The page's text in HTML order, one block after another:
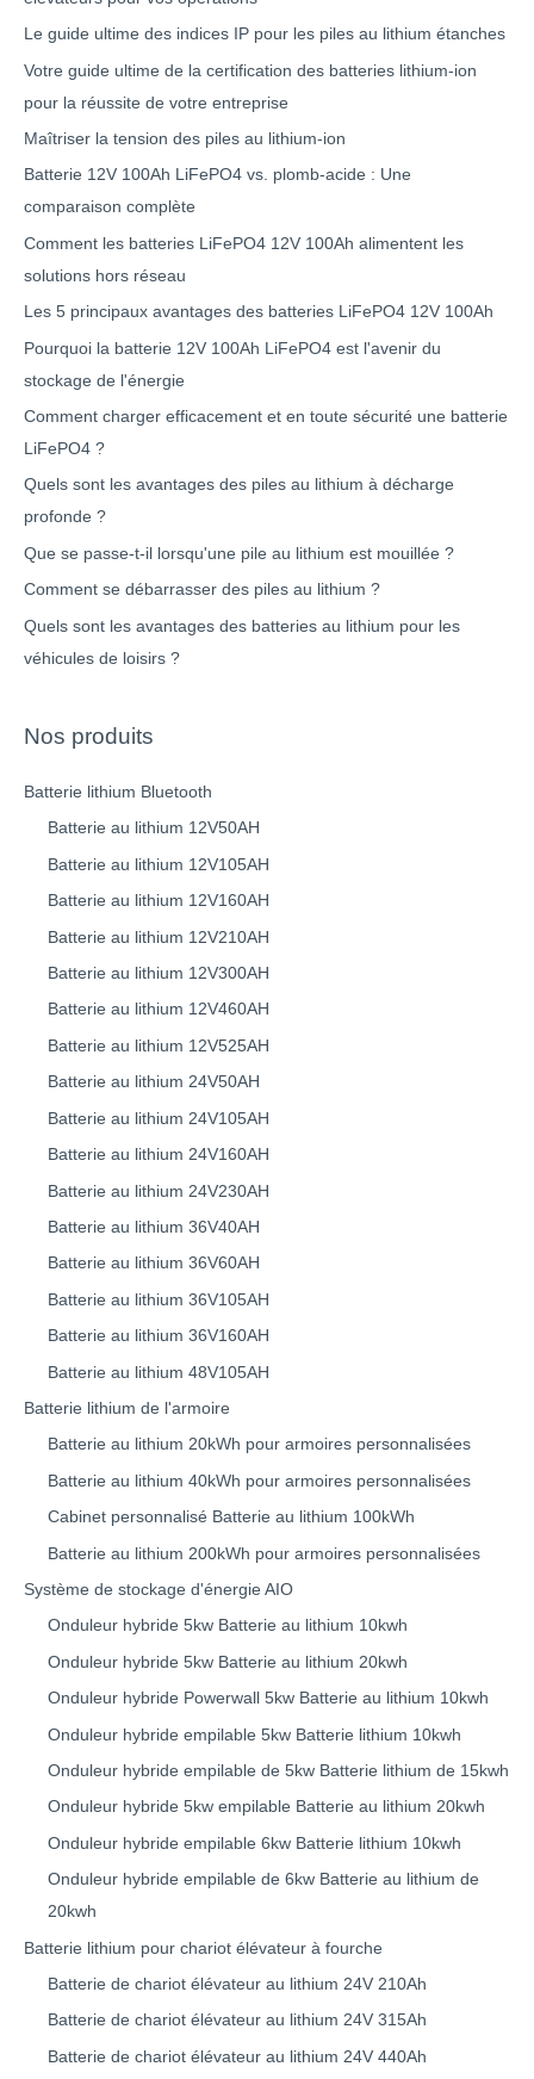
Le guide ultime des indices IP pour les piles au lithium étanches
Votre guide ultime de la certification des batteries lithium-ion
pour la réussite de votre entreprise
Maîtriser la tension des piles au lithium-ion
Batterie 12V 100Ah LiFePO4 vs. plomb-acide : Une
comparaison complète
Comment les batteries LiFePO4 12V 100Ah alimentent les
solutions hors réseau
Les 5 principaux avantages des batteries LiFePO4 12V 100Ah
Pourquoi la batterie 12V 100Ah LiFePO4 est l'avenir du
stockage de l'énergie
Comment charger efficacement et en toute sécurité une batterie
LiFePO4 ?
Quels sont les avantages des piles au lithium à décharge
profonde ?
Que se passe-t-il lorsqu'une pile au lithium est mouillée ?
Comment se débarrasser des piles au lithium ?
Quels sont les avantages des batteries au lithium pour les
véhicules de loisirs ?
Nos produits
Batterie lithium Bluetooth
Batterie au lithium 12V50AH
Batterie au lithium 12V105AH
Batterie au lithium 12V160AH
Batterie au lithium 12V210AH
Batterie au lithium 12V300AH
Batterie au lithium 12V460AH
Batterie au lithium 12V525AH
Batterie au lithium 24V50AH
Batterie au lithium 24V105AH
Batterie au lithium 24V160AH
Batterie au lithium 24V230AH
Batterie au lithium 36V40AH
Batterie au lithium 36V60AH
Batterie au lithium 36V105AH
Batterie au lithium 36V160AH
Batterie au lithium 48V105AH
Batterie lithium de l'armoire
Batterie au lithium 20kWh pour armoires personnalisées
Batterie au lithium 40kWh pour armoires personnalisées
Cabinet personnalisé Batterie au lithium 100kWh
Batterie au lithium 200kWh pour armoires personnalisées
Système de stockage d'énergie AIO
Onduleur hybride 5kw Batterie au lithium 10kwh
Onduleur hybride 5kw Batterie au lithium 20kwh
Onduleur hybride Powerwall 5kw Batterie au lithium 10kwh
Onduleur hybride empilable 5kw Batterie lithium 10kwh
Onduleur hybride empilable de 5kw Batterie lithium de 15kwh
Onduleur hybride 5kw empilable Batterie au lithium 20kwh
Onduleur hybride empilable 6kw Batterie lithium 10kwh
Onduleur hybride empilable de 6kw Batterie au lithium de
20kwh
Batterie lithium pour chariot élévateur à fourche
Batterie de chariot élévateur au lithium 24V 210Ah
Batterie de chariot élévateur au lithium 24V 315Ah
Batterie de chariot élévateur au lithium 24V 440Ah